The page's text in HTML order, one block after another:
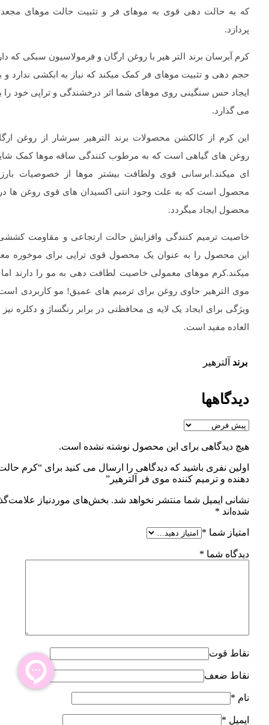
که به حالت دهی قوی به موهای فر و تثبیت حالت موهای
پردازد.
کرم آبرسان برند التر هیر با روغن ارگان و فرمولاسیون سبکی که
حجم دهی و تثبیت موهای فر کمک میکند که نیاز به ابکشی ندارد و
ایجاد حس سنگینی روی موهای شما اثر درخشندگی و تراپی خود را
می گذارد.
این کرم از کالکشن محصولات برند الترهیر سرشار از روغن
روغن های گیاهی است که به مرطوب کنندگی ساقه موها کمک
ای میکند.ابرسانی قوی ولطافت بیشتر موها از خصوصیات
محصول است که به علت وجود انتی اکسیدان های قوی روغن ها
محصول ایجاد میگردد.
خاصیت ترمیم کنندگی وافزایش حالت ارتجاعی و مقاومت
این محصول را به عنوان یک محصول قوی تراپی برای موخوره
میکند.کرم موهای معمولی خاصیت لطافت دهی به مو را دارند
موی الترهیر حاوی روغن برای ترمیم های عمیق! مو کاربردی
ویژگی برای ایجاد یک لایه ی محافظتی در برابر رنگساژ و دکلره
العاده مفید است.
برند آلترهیر
دیدگاهها
هیچ دیدگاهی برای این محصول نوشته نشده است.
اولین نفری باشید که دیدگاهی را ارسال می کنید برای “کرم
دهنده و ترمیم کننده موی فر آلترهیر”
نشانی ایمیل شما منتشر نخواهد شد. بخش‌های موردنیاز
شده‌اند *
امتیاز شما *
دیدگاه شما *
نقاط قوت
نقاط ضعف
نام *
ایمیل *